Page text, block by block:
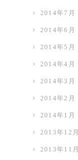
2014年7月
2014年6月
2014年5月
2014年4月
2014年3月
2014年2月
2014年1月
2013年12月
2013年11月